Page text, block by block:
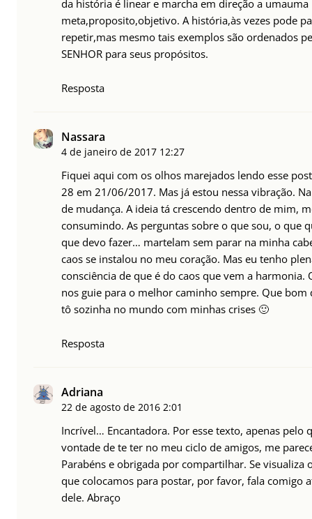
da história é linear e marcha em direção a umauma
meta,proposito,objetivo. A história,às vezes pode
repetir,mas mesmo tais exemplos são ordenados
SENHOR para seus propósitos.
Resposta
Nassara
4 de janeiro de 2017 12:27
Fiquei aqui com os olhos marejados lendo esse
28 em 21/06/2017. Mas já estou nessa vibração.
de mudança. A ideia tá crescendo dentro de mim,
consumindo. As perguntas sobre o que sou, o que
que devo fazer… martelam sem parar na minha
caos se instalou no meu coração. Mas eu tenho
consciência de que é do caos que vem a harmonia.
nos guie para o melhor caminho sempre. Que bom
tô sozinha no mundo com minhas crises 🙂
Resposta
Adriana
22 de agosto de 2016 2:01
Incrível… Encantadora. Por esse texto, apenas pelo
vontade de te ter no meu ciclo de amigos, me
Parabéns e obrigada por compartilhar. Se visualiza
que colocamos para postar, por favor, fala comigo
dele. Abraço